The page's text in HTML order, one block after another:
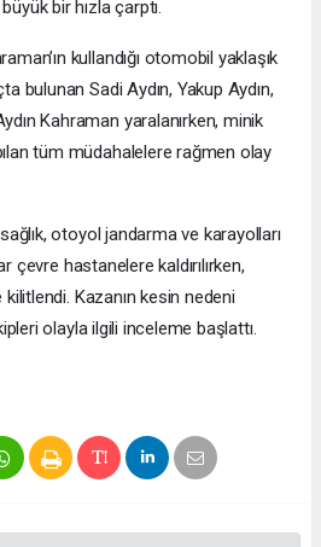
bir hızla çarptı.
kullandığı otomobil yaklaşık
bulunan Sadi Aydın, Yakup Aydın,
Kahraman yaralanırken, minik
tüm müdahalelere rağmen olay
otoyol jandarma ve karayolları
çevre hastanelere kaldırılırken,
Kazanın kesin nedeni
olayla ilgili inceleme başlattı.